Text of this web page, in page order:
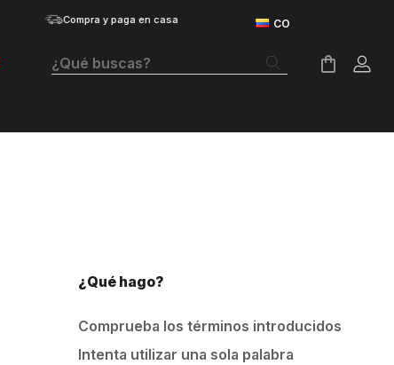
Compra y paga en casa
¿Qué buscas?
¿Qué hago?
Comprueba los términos introducidos
Intenta utilizar una sola palabra
Botas
Guayos
Velociti Distance